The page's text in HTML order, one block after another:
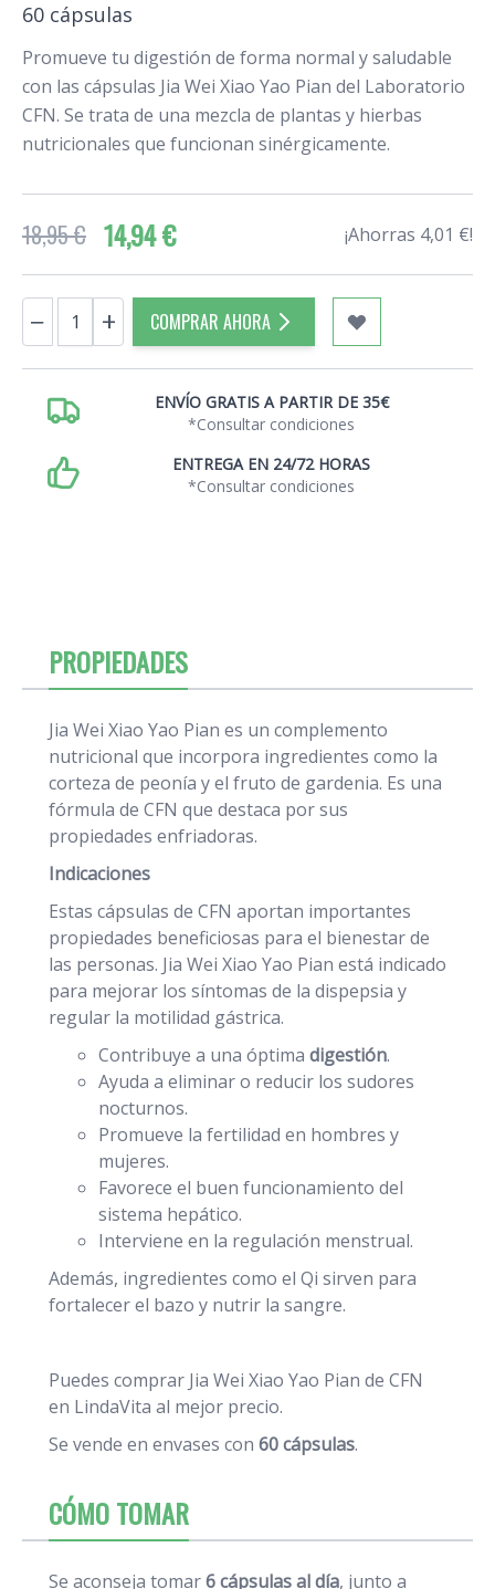
60 cápsulas
Promueve tu digestión de forma normal y saludable
con las cápsulas Jia Wei Xiao Yao Pian del Laboratorio
CFN. Se trata de una mezcla de plantas y hierbas
nutricionales que funcionan sinérgicamente.
18,95 € 14,94 € ¡Ahorras 4,01 €!
Cantidad
− + COMPRAR AHORA
ENVÍO GRATIS A PARTIR DE 35€
*Consultar condiciones
ENTREGA EN 24/72 HORAS
*Consultar condiciones
PROPIEDADES
Jia Wei Xiao Yao Pian es un complemento
nutricional que incorpora ingredientes como la
corteza de peonía y el fruto de gardenia. Es una
fórmula de CFN que destaca por sus
propiedades enfriadoras.
Indicaciones
Estas cápsulas de CFN aportan importantes
propiedades beneficiosas para el bienestar de
las personas. Jia Wei Xiao Yao Pian está indicado
para mejorar los síntomas de la dispepsia y
regular la motilidad gástrica.
Contribuye a una óptima digestión.
Ayuda a eliminar o reducir los sudores
nocturnos.
Promueve la fertilidad en hombres y
mujeres.
Favorece el buen funcionamiento del
sistema hepático.
Interviene en la regulación menstrual.
Además, ingredientes como el Qi sirven para
fortalecer el bazo y nutrir la sangre.
Puedes comprar Jia Wei Xiao Yao Pian de CFN
en LindaVita al mejor precio.
Se vende en envases con 60 cápsulas.
CÓMO TOMAR
Se aconseja tomar6 cápsulas al día, junto a